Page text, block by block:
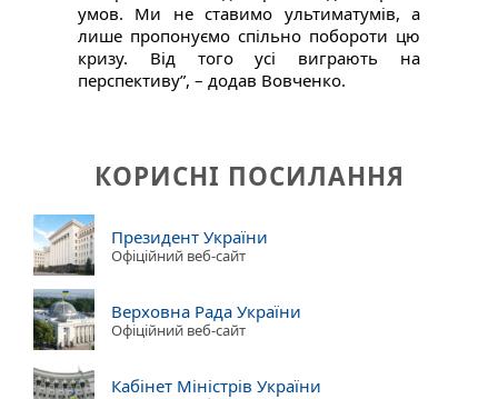
умов. Ми не ставимо ультиматумів, а
лише пропонуємо спільно побороти цю
кризу. Від того усі виграють на
перспективу”, – додав Вовченко.
КОРИСНІ ПОСИЛАННЯ
Президент України
Офіційний веб-сайт
Верховна Рада України
Офіційний веб-сайт
Кабінет Міністрів України